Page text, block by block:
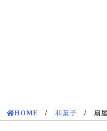
HOME / 和菓子 / 扇